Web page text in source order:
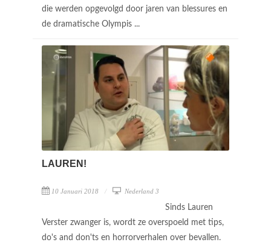
die werden opgevolgd door jaren van blessures en
de dramatische Olympis ...
LAUREN!
10 Januari 2018 Nederland 3
Sinds Lauren
Verster zwanger is, wordt ze overspoeld met tips,
do's and don'ts en horrorverhalen over bevallen.